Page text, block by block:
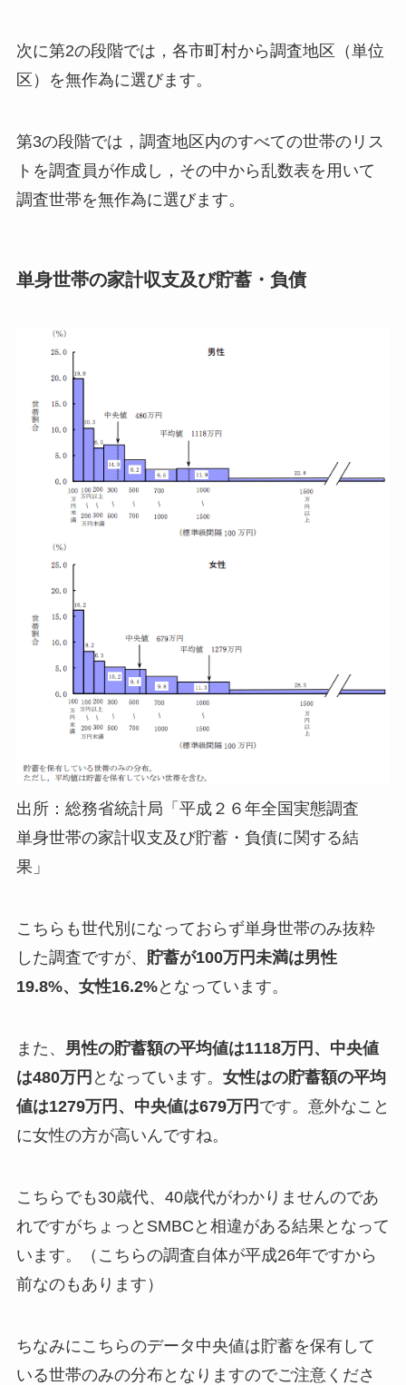
次に第2の段階では，各市町村から調査地区（単位
区）を無作為に選びます。
第3の段階では，調査地区内のすべての世帯のリス
トを調査員が作成し，その中から乱数表を用いて
調査世帯を無作為に選びます。
単身世帯の家計収支及び貯蓄・負債
出所：総務省統計局「平成２６年全国実態調査
単身世帯の家計収支及び貯蓄・負債に関する結
果」
こちらも世代別になっておらず単身世帯のみ抜粋
した調査ですが、 貯蓄が100万円未満は男性
19.8%、女性16.2%となっています。
また、 男性の貯蓄額の平均値は1118万円、中央値
は480万円 となっています。 女性はの貯蓄額の平均
値は1279万円、中央値は679万円 です。意外なこと
に女性の方が高いんですね。
こちらでも30歳代、40歳代がわかりませんのであ
れですがちょっとSMBCと相違がある結果となって
います。（こちらの調査自体が平成26年ですから
前なのもあります）
ちなみにこちらのデータ中央値は貯蓄を保有して
いる世帯のみの分布となりますのでご注意くださ